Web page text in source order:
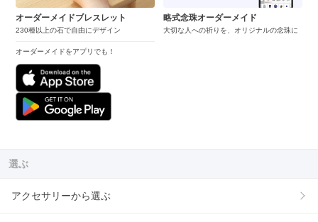
オーダーメイドブレスレット
230種以上の石で自由にデザイン
オーダーメイドをアプリでも！
略式念珠オーダーメイド
大切な人への祈りを、オリジナルの念珠に
選ぶ
アクセサリーから選ぶ